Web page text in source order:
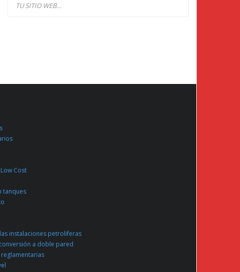
Cost
tanques
instalaciones petroliferas
a doble pared
reglamentarias